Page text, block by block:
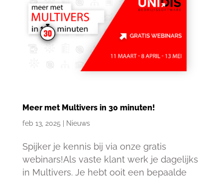
Meer met Multivers in 30 minuten!
feb 13, 2025 Nieuws
Spijker je kennis bij via onze gratis
webinars!Als vaste klant werk je dagelijks
in Multivers. Je hebt ooit een bepaalde